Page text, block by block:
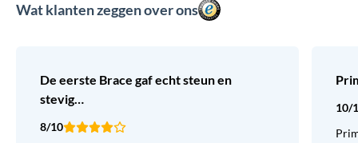
Wat klanten zeggen over ons
De eerste Brace gaf echt steun en
stevig…
8/10
10/